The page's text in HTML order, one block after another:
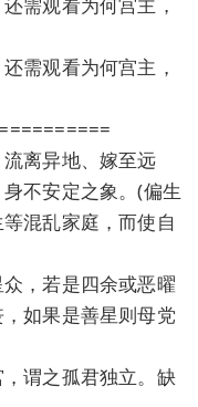
需观看为何宫主，
离异地、嫁至远
不安定之象。(偏生
混乱家庭，而使自
，若是四余或恶曜
如果是善星则母党
谓之孤君独立。缺